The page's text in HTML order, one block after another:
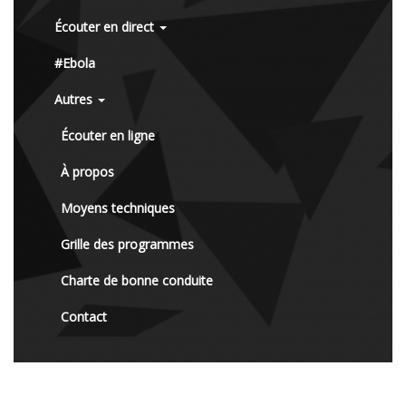
Écouter en direct
#Ebola
Autres
Écouter en ligne
À propos
Moyens techniques
Grille des programmes
Charte de bonne conduite
Contact